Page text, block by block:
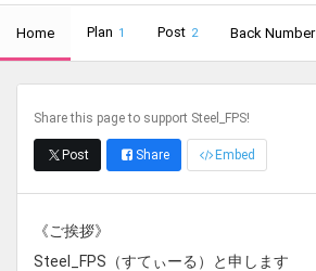
Home Plan 1 Post 2 Back Number
Share this page to support Steel_FPS!
Post Share Embed
《ご挨拶》
Steel_FPS（すてぃーる）と申します